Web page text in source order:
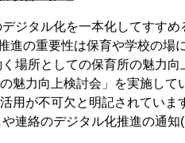
ジタル化を一本化してすすめ
進の重要性は保育や学校の場
場所としての保育所の魅力
魅力向上検討会」を実施して
用が不可欠と明記されていま
連絡のデジタル化推進の通知